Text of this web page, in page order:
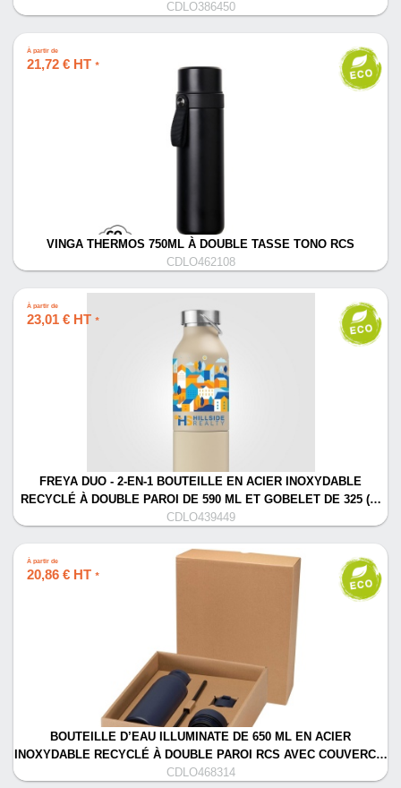
CDLO386450
À partir de
21,72 € HT *
VINGA THERMOS 750ML À DOUBLE TASSE TONO RCS
CDLO462108
À partir de
23,01 € HT *
FREYA DUO - 2-EN-1 BOUTEILLE EN ACIER INOXYDABLE
RECYCLÉ À DOUBLE PAROI DE 590 ML ET GOBELET DE 325 (…
CDLO439449
À partir de
20,86 € HT *
BOUTEILLE D’EAU ILLUMINATE DE 650 ML EN ACIER
INOXYDABLE RECYCLÉ À DOUBLE PAROI RCS AVEC COUVERC…
CDLO468314